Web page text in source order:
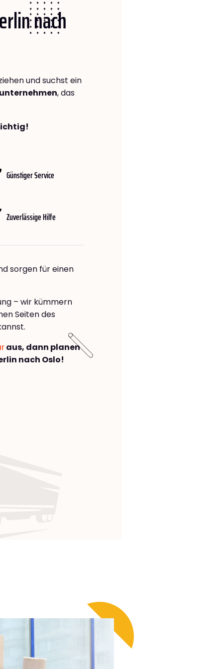
nach
und suchst ein
, das
Günstiger Service
Zuverlässige Hilfe
sorgen für einen
– wir kümmern
Seiten des
aus, dann planen
nach Oslo!